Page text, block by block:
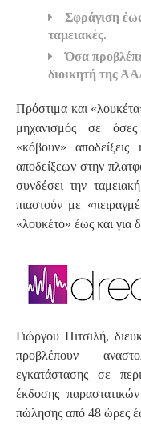
Σφράγιση έως
ταμειακές.
Όσα
διοικητή της
Πρόστιμα και
μηχανισμός σε όσες
«κόβουν»
αποδείξεων στην
συνδέσει την
πιαστούν με
«λουκέτο» έως και για
Γιώργου Πιτσιλή,
προβλέπουν
εγκατάστασης σε
έκδοσης
πώλησης από 48 ώρες